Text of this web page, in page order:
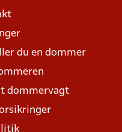
du en dommer
dommervagt